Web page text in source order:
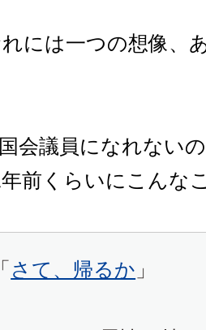
には一つの想像、
国会議員になれない
前くらいにこんな
さて、帰るか 」